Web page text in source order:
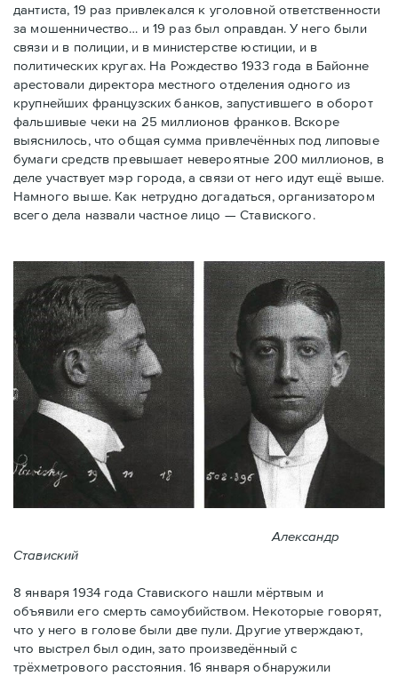
дантиста, 19 раз привлекался к уголовной ответственности
за мошенничество… и 19 раз был оправдан. У него были
связи и в полиции, и в министерстве юстиции, и в
политических кругах. На Рождество 1933 года в Байoнне
арестовали директора местного отделения одного из
крупнейших французских банков, запустившего в оборот
фальшивые чеки на 25 миллионов франков. Вскоре
выяснилось, что общая сумма привлечённых под липовые
бумаги средств превышает невероятные 200 миллионов, в
деле участвует мэр города, a связи от него идут ещё выше.
Намного выше. Как нетрудно догадаться, организатором
всего дела назвали частное лицо — Ставиского.
Александр
Ставиский
8 января 1934 года Ставиского нашли мёртвым и
объявили его смерть самоубийством. Некоторые говорят,
что у него в голове были две пули. Другие утверждают,
что выстрел был один, зато произведённый с
трёхметровoго расстояния. 16 января обнаружили